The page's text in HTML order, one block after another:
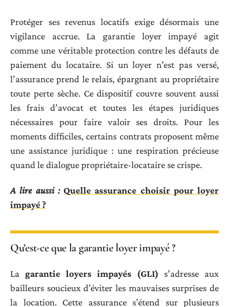
Protéger ses revenus locatifs exige désormais une
vigilance accrue. La garantie loyer impayé agit
comme une véritable protection contre les défauts de
paiement du locataire. Si un loyer n’est pas versé,
l’assurance prend le relais, épargnant au propriétaire
toute perte sèche. Ce dispositif couvre souvent aussi
les frais d’avocat et toutes les étapes juridiques
nécessaires pour faire valoir ses droits. Pour les
moments difficiles, certains contrats proposent même
une assistance juridique : une respiration précieuse
quand le dialogue propriétaire-locataire se crispe.
A lire aussi : Quelle assurance choisir pour loyer
impayé ?
Qu’est-ce que la garantie loyer impayé ?
La garantie loyers impayés (GLI) s’adresse aux
bailleurs soucieux d’éviter les mauvaises surprises de
la location. Cette assurance s’étend sur plusieurs